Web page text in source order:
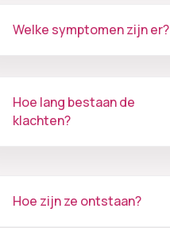
Welke symptomen zijn er?
Hoe lang bestaan de
klachten?
Hoe zijn ze ontstaan?